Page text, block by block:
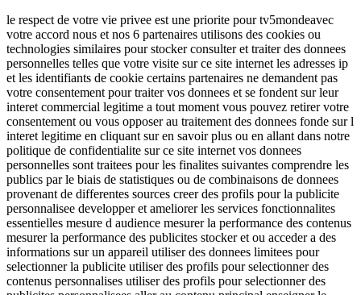
le respect de votre vie privee est une priorite pour tv5mondeavec
votre accord nous et nos 6 partenaires utilisons des cookies ou
technologies similaires pour stocker consulter et traiter des donnees
personnelles telles que votre visite sur ce site internet les adresses ip
et les identifiants de cookie certains partenaires ne demandent pas
votre consentement pour traiter vos donnees et se fondent sur leur
interet commercial legitime a tout moment vous pouvez retirer votre
consentement ou vous opposer au traitement des donnees fonde sur l
interet legitime en cliquant sur en savoir plus ou en allant dans notre
politique de confidentialite sur ce site internet vos donnees
personnelles sont traitees pour les finalites suivantes comprendre les
publics par le biais de statistiques ou de combinaisons de donnees
provenant de differentes sources creer des profils pour la publicite
personnalisee developper et ameliorer les services fonctionnalites
essentielles mesure d audience mesurer la performance des contenus
mesurer la performance des publicites stocker et ou acceder a des
informations sur un appareil utiliser des donnees limitees pour
selectionner la publicite utiliser des profils pour selectionner des
contenus personnalises utiliser des profils pour selectionner des